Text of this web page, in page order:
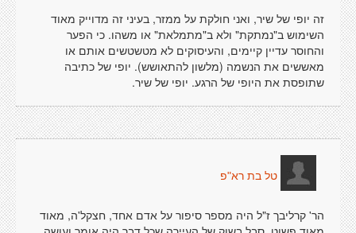
זה יופי של שיר, ואני חולקת על ממזר, בעיני זה מדוייק מאוד
השימוש ב"נמתקת" ולא ב"מתמלאת" או משהו. כי הפער
והחוסר עדיין קיימים, והעיסוקים לא מטשטשים אותם או
מאששים את הנשמה (מלשון להתאושש). יופי של כתיבה
שתופסת את היופי של הרגע. יופי של שיר.
טל בת רא"פ
הר' קרליבך ז"ל היה מספר סיפור על אדם אחד, חצקל'ה, מאוד